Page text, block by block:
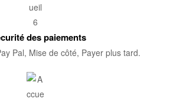
des paiements
Pal, Mise de côté, Payer plus tard.